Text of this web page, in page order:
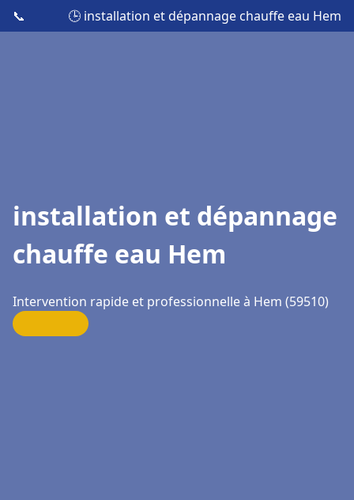
📞 🕒 installation et dépannage chauffe eau Hem
installation et dépannage
chauffe eau Hem
Intervention rapide et professionnelle à Hem (59510)